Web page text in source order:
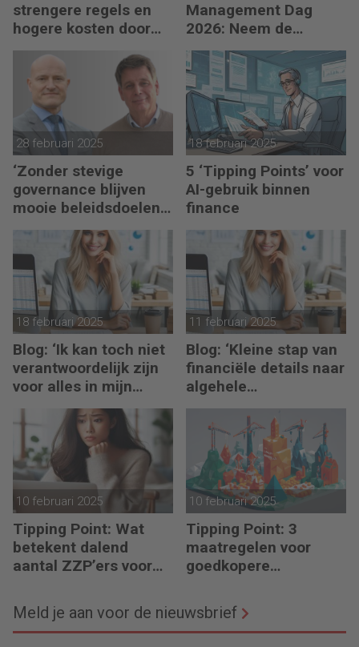
strengere regels en
hogere kosten door
uitgestelde schade
Management Dag
2026: Neem de
toekomst in eigen
hand
28 februari 2025
‘Zonder stevige
governance blijven
mooie beleidsdoelen
snel steken in goede
voornemens.’
18 februari 2025
5 ‘Tipping Points’ voor
AI-gebruik binnen
finance
18 februari 2025
Blog: ‘Ik kan toch niet
verantwoordelijk zijn
voor alles in mijn
waardeketen?’
11 februari 2025
Blog: ‘Kleine stap van
financiële details naar
algehele
duurzaamheid ‘
10 februari 2025
Tipping Point: Wat
betekent dalend
aantal ZZP’ers voor
10 februari 2025
Tipping Point: 3
maatregelen voor
goedkopere
verduurzamen)
Meld je aan voor de nieuwsbrief